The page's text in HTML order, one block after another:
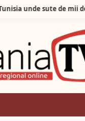
sute de mii de turiști